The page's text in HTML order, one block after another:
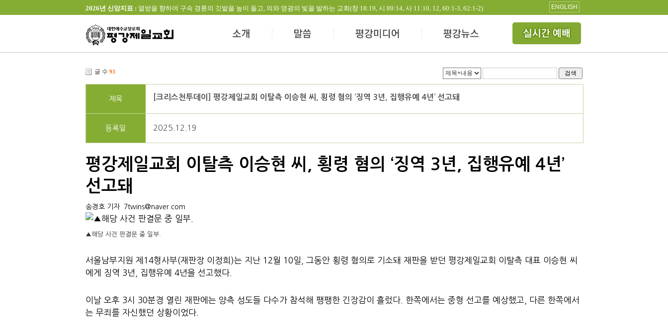
2026년 신앙지표 : 열방을 향하여 구속 경륜의 깃발을 높이 들고, 의와 영광의 빛을 발하는 교회(창 18:19, 시 89:14, 사 11:10, 12, 60:1-3, 62:1-2) ENGLISH
글 수 93 검색
제목 [크리스천투데이] 평강제일교회 이탈측 이승현 씨, 횡령 혐의 ‘징역 3년, 집행유예 4년’ 선고돼
등록일 2025.12.19
평강제일교회 이탈측 이승현 씨, 횡령 혐의 ‘징역 3년, 집행유예 4년’
선고돼
송경호 기자 7twins@naver.com
▲해당 사건 판결문 중 일부.
서울남부지원 제14형사부(재판장 이정희)는 지난 12월 10일, 그동안 횡령 혐의로 기소돼 재판을 받던 평강제일교회 이탈측 대표 이승현 씨
에게 징역 3년, 집행유예 4년을 선고했다.
이날 오후 3시 30분경 열린 재판에는 양측 성도들 다수가 참석해 팽팽한 긴장감이 흘렀다. 한쪽에서는 중형 선고를 예상했고, 다른 한쪽에서
는 무죄를 자신했던 상황이었다.